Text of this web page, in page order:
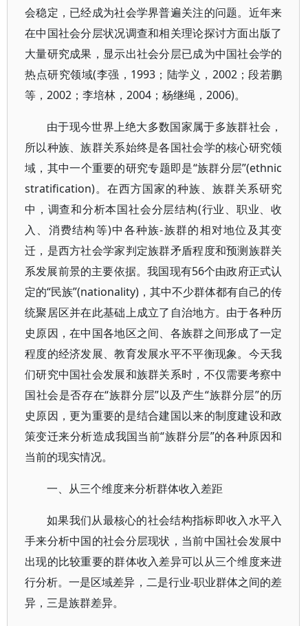
会稳定，已经成为社会学界普遍关注的问题。近年来
在中国社会分层状况调查和相关理论探讨方面出版了
大量研究成果，显示出社会分层已成为中国社会学的
热点研究领域(李强，1993；陆学义，2002；段若鹏
等，2002；李培林，2004；杨继绳，2006)。
由于现今世界上绝大多数国家属于多族群社会，
所以种族、族群关系始终是各国社会学的核心研究领
域，其中一个重要的研究专题即是“族群分层”(ethnic
stratification)。在西方国家的种族、族群关系研究
中，调查和分析本国社会分层结构(行业、职业、收
入、消费结构等)中各种族-族群的相对地位及其变
迁，是西方社会学家判定族群矛盾程度和预测族群关
系发展前景的主要依据。我国现有56个由政府正式认
定的“民族”(nationality)，其中不少群体都有自己的传
统聚居区并在此基础上成立了自治地方。由于各种历
史原因，在中国各地区之间、各族群之间形成了一定
程度的经济发展、教育发展水平不平衡现象。今天我
们研究中国社会发展和族群关系时，不仅需要考察中
国社会是否存在“族群分层”以及产生“族群分层”的历
史原因，更为重要的是结合建国以来的制度建设和政
策变迁来分析造成我国当前“族群分层”的各种原因和
当前的现实情况。
一、从三个维度来分析群体收入差距
如果我们从最核心的社会结构指标即收入水平入
手来分析中国的社会分层现状，当前中国社会发展中
出现的比较重要的群体收入差异可以从三个维度来进
行分析。一是区域差异，二是行业-职业群体之间的差
异，三是族群差异。